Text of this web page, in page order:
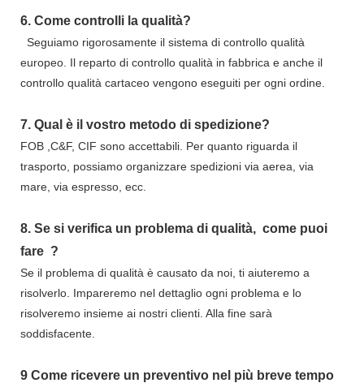
6. Come controlli la qualità?
Seguiamo rigorosamente il sistema di controllo qualità
europeo. Il reparto di controllo qualità in fabbrica e anche il
controllo qualità cartaceo vengono eseguiti per ogni ordine.
7. Qual è il vostro metodo di spedizione?
FOB ,C&F, CIF sono accettabili. Per quanto riguarda il
trasporto, possiamo organizzare spedizioni via aerea, via
mare, via espresso, ecc.
8. Se si verifica un problema di qualità, come puoi
fare ?
Se il problema di qualità è causato da noi, ti aiuteremo a
risolverlo. Impareremo nel dettaglio ogni problema e lo
risolveremo insieme ai nostri clienti. Alla fine sarà
soddisfacente.
9 Come ricevere un preventivo nel più breve tempo